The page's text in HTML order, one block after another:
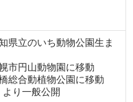
立のいち動物公園生ま
市円山動物園に移動
合動植物公園に移動
り一般公開